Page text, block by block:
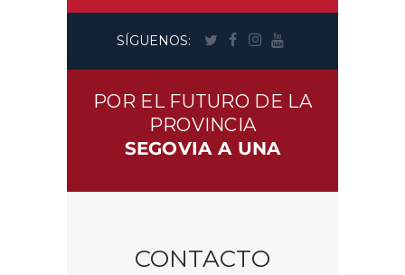
SÍGUENOS:
POR EL FUTURO DE LA
PROVINCIA
SEGOVIA A UNA
CONTACTO